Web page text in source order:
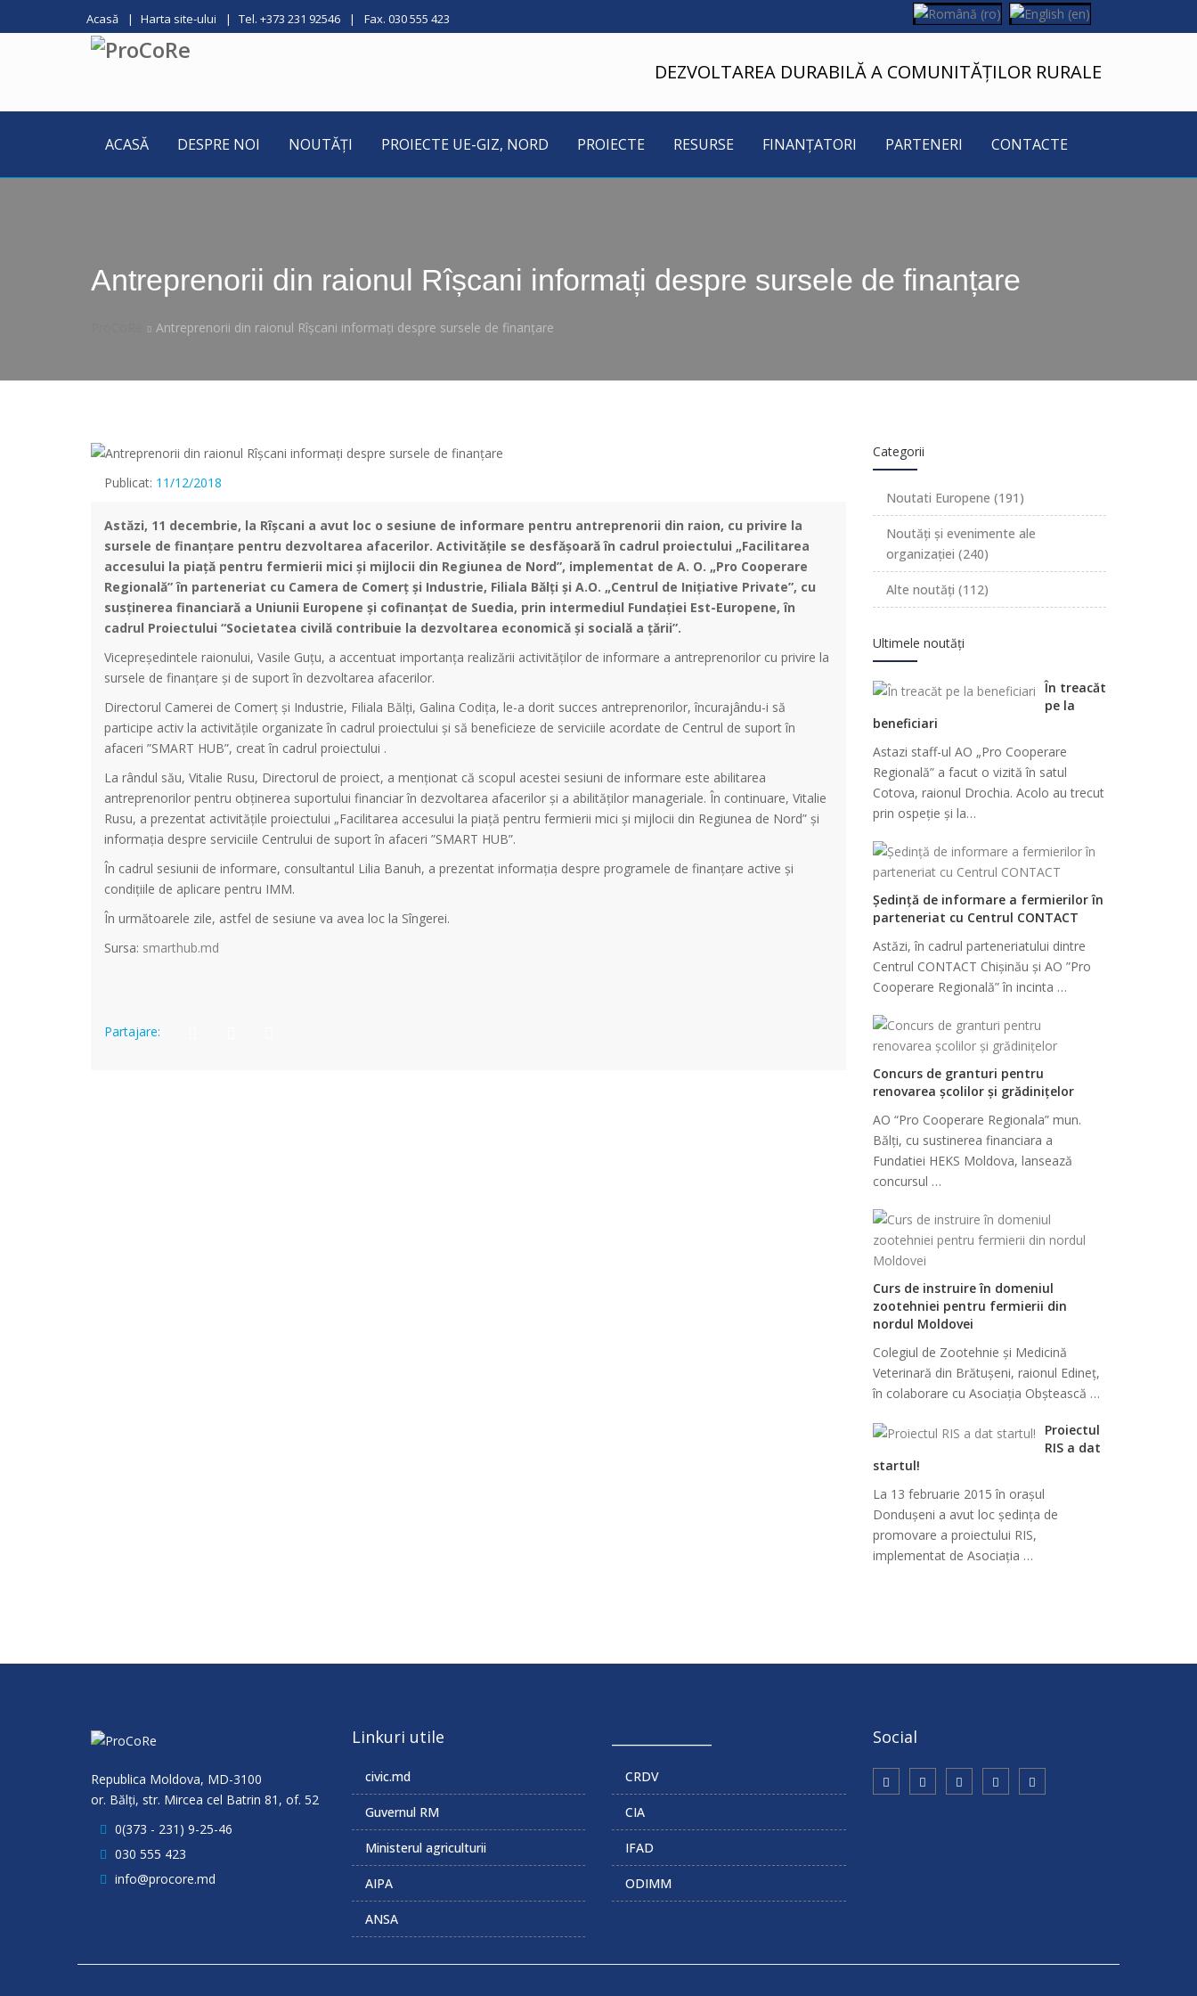
Acasă Harta site-ului Tel. +373 231 92546 Fax. 030 555 423
DEZVOLTAREA DURABILĂ A COMUNITĂȚILOR RURALE
ACASĂ DESPRE NOI NOUTĂȚI PROIECTE UE-GIZ, NORD PROIECTE RESURSE FINANȚATORI PARTENERI CONTACTE
Antreprenorii din raionul Rîșcani informați despre sursele de finanțare
Antreprenorii din raionul Rîșcani informați despre sursele de finanțare
Publicat: 11/12/2018
Astăzi, 11 decembrie, la Rîșcani a avut loc o sesiune de informare pentru antreprenorii din raion, cu privire la
sursele de finanțare pentru dezvoltarea afacerilor. Activitățile se desfășoară în cadrul proiectului „Facilitarea
accesului la piață pentru fermierii mici și mijlocii din Regiunea de Nord”, implementat de A. O. „Pro Cooperare
Regională” în parteneriat cu Camera de Comerț și Industrie, Filiala Bălți și A.O. „Centrul de Inițiative Private”, cu
susținerea financiară a Uniunii Europene și cofinanțat de Suedia, prin intermediul Fundației Est-Europene, în
cadrul Proiectului “Societatea civilă contribuie la dezvoltarea economică și socială a țării”.
Vicepreședintele raionului, Vasile Guțu, a accentuat importanța realizării activităților de informare a antreprenorilor cu privire la
sursele de finanțare și de suport în dezvoltarea afacerilor.
Directorul Camerei de Comerț și Industrie, Filiala Bălți, Galina Codița, le-a dorit succes antreprenorilor, încurajându-i să
participe activ la activitățile organizate în cadrul proiectului și să beneficieze de serviciile acordate de Centrul de suport în
afaceri ”SMART HUB”, creat în cadrul proiectului .
La rândul său, Vitalie Rusu, Directorul de proiect, a menționat că scopul acestei sesiuni de informare este abilitarea
antreprenorilor pentru obținerea suportului financiar în dezvoltarea afacerilor și a abilităților manageriale. În continuare, Vitalie
Rusu, a prezentat activitățile proiectului „Facilitarea accesului la piață pentru fermierii mici și mijlocii din Regiunea de Nord” și
informația despre serviciile Centrului de suport în afaceri ”SMART HUB”.
În cadrul sesiunii de informare, consultantul Lilia Banuh, a prezentat informația despre programele de finanțare active și
condițiile de aplicare pentru IMM.
În următoarele zile, astfel de sesiune va avea loc la Sîngerei.
Sursa: smarthub.md
Partajare:
Categorii
Noutati Europene (191)
Noutăți și evenimente ale
organizației (240)
Alte noutăți (112)
Ultimele noutăți
În treacăt
pe la
beneficiari
Astazi staff-ul AO „Pro Cooperare
Regională” a facut o vizită în satul
Cotova, raionul Drochia. Acolo au trecut
prin ospeție și la…
Ședință de informare a fermierilor în
parteneriat cu Centrul CONTACT
Astăzi, în cadrul parteneriatului dintre
Centrul CONTACT Chișinău și AO ”Pro
Cooperare Regională” în incinta …
Concurs de granturi pentru
renovarea școlilor și grădinițelor
AO “Pro Cooperare Regionala” mun.
Bălți, cu sustinerea financiara a
Fundatiei HEKS Moldova, lansează
concursul …
Curs de instruire în domeniul
zootehniei pentru fermierii din
nordul Moldovei
Colegiul de Zootehnie și Medicină
Veterinară din Brătușeni, raionul Edineț,
în colaborare cu Asociația Obștească …
Proiectul
RIS a dat
startul!
La 13 februarie 2015 în orașul
Dondușeni a avut loc ședința de
promovare a proiectului RIS,
implementat de Asociația …
Republica Moldova, MD-3100
or. Bălţi, str. Mircea cel Batrin 81, of. 52
0(373 - 231) 9-25-46
030 555 423
info@procore.md
Linkuri utile
civic.md
Guvernul RM
Ministerul agriculturii
AIPA
ANSA
CRDV
CIA
IFAD
ODIMM
Social